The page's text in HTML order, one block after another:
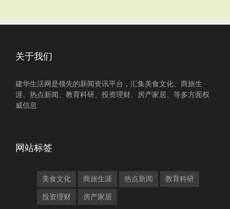
关于我们
建华生活网是领先的新闻资讯平台，汇集美食文化、商旅生
涯、热点新闻、教育科研、投资理财、房产家居、等多方面权
威信息
网站标签
美食文化 商旅生涯 热点新闻 教育科研
投资理财 房产家居